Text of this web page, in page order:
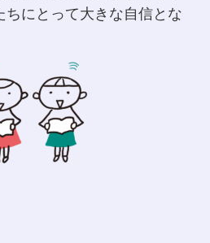
ちにとって大きな自信とな